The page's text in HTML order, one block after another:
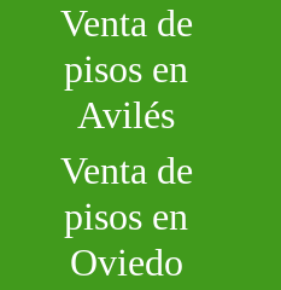
Venta de
pisos en
Avilés
Venta de
pisos en
Oviedo